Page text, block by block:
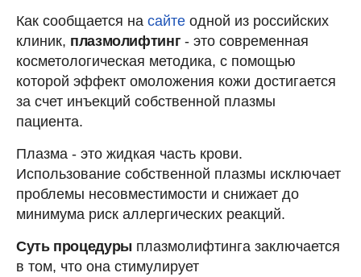
Как сообщается на сайте одной из российских
клиник, плазмолифтинг - это современная
косметологическая методика, с помощью
которой эффект омоложения кожи достигается
за счет инъекций собственной плазмы
пациента.
Плазма - это жидкая часть крови.
Использование собственной плазмы исключает
проблемы несовместимости и снижает до
минимума риск аллергических реакций.
Суть процедурыплазмолифтинга заключается
в том, что она стимулирует